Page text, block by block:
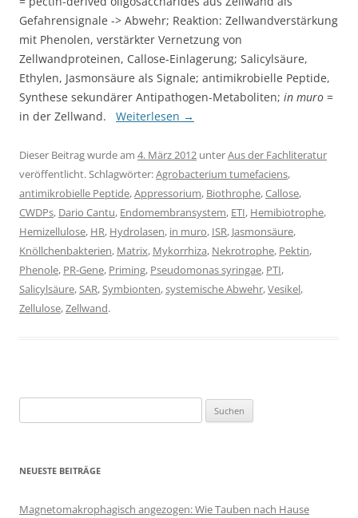
Gefahrensignale -> Abwehr; Reaktion: Zellwandverstärkung
mit Phenolen, verstärkter Vernetzung von
Zellwandproteinen, Callose-Einlagerung; Salicylsäure,
Ethylen, Jasmonsäure als Signale; antimikrobielle Peptide,
Synthese sekundärer Antipathogen-Metaboliten; in muro =
in der Zellwand. Weiterlesen →
Dieser Beitrag wurde am 4. März 2012 unterAus der Fachliteratur
veröffentlicht. Schlagwörter:Agrobacterium tumefaciens,
antimikrobielle Peptide,Appressorium, Biothrophe,Callose,
CWDPs, Dario Cantu, Endomembransystem, ETI, Hemibiotrophe,
Hemizellulose, HR, Hydrolasen, in muro, ISR, Jasmonsäure,
Knöllchenbakterien, Matrix, Mykorrhiza, Nekrotrophe, Pektin,
Phenole, PR-Gene, Priming, Pseudomonas syringae, PTI,
Salicylsäure,SAR,Symbionten,systemische Abwehr,Vesikel,
Zellulose,Zellwand.
nach:
NEUESTE BEITRÄGE
Magnetomakrophagisch angezogen: Wie Tauben nach Hause